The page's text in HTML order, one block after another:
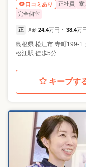
口コミあり
正社員 寮
完全個室
正 月給 24.4万円 ~ 38.4万
島根県 松江市 寺町199-1
松江駅 徒歩5分
キープす